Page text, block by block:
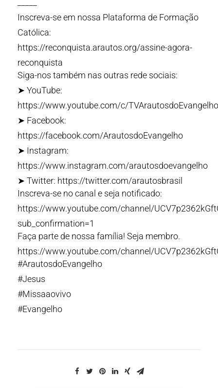
Inscreva-se em nossa Plataforma de Formação
Católica:
https://reconquista.arautos.org/assine-agora-
reconquista
Siga-nos também nas outras rede sociais:
➤ YouTube:
https://www.youtube.com/c/
➤ Facebook:
https://facebook.com/ArautosdoEvangelho
➤ Instagram:
https://www.instagram.com/arautosdoevangelho
➤ Twitter: https://twitter.com/arautosbrasil
Inscreva-se no canal e seja notificado:
https://www.youtube.com/channel/
sub_confirmation=1
Faça parte de nossa família! Seja membro.
https://www.youtube.com/channel/
#ArautosdoEvangelho
#Jesus
#Missaaovivo
#Evangelho